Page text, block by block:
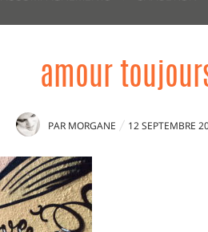
amour
PAR MORGANE
PUBLIÉ
12 SEPTEMBRE